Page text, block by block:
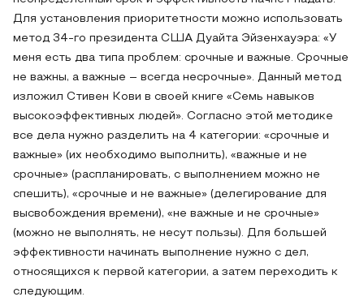
Для установления приоритетности можно использовать
метод 34-го президента США Дуайта Эйзенхауэра: «У
меня есть два типа проблем: срочные и важные. Срочные
не важны, а важные – всегда несрочные». Данный метод
изложил Стивен Кови в своей книге «Семь навыков
высокоэффективных людей». Согласно этой методике
все дела нужно разделить на 4 категории: «срочные и
важные» (их необходимо выполнить), «важные и не
срочные» (распланировать, с выполнением можно не
спешить), «срочные и не важные» (делегирование для
высвобождения времени), «не важные и не срочные»
(можно не выполнять, не несут пользы). Для большей
эффективности начинать выполнение нужно с дел,
относящихся к первой категории, а затем переходить к
следующим.